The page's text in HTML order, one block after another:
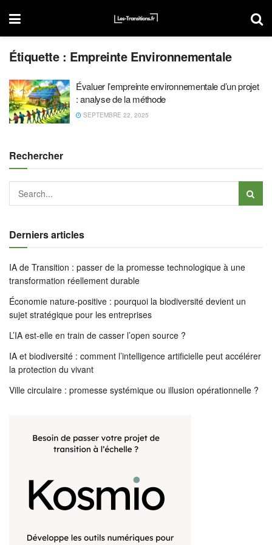
Étiquette : Empreinte Environnementale
Évaluer l’empreinte environnementale d’un projet
: analyse de la méthode
SEPTEMBRE 22, 2025
Rechercher
Derniers articles
IA de Transition : passer de la promesse technologique à une
transformation réellement durable
Économie nature-positive : pourquoi la biodiversité devient un
sujet stratégique pour les entreprises
L’IA est-elle en train de casser l’open source ?
IA et biodiversité : comment l’intelligence artificielle peut accélérer
la protection du vivant
Ville circulaire : promesse systémique ou illusion opérationnelle ?